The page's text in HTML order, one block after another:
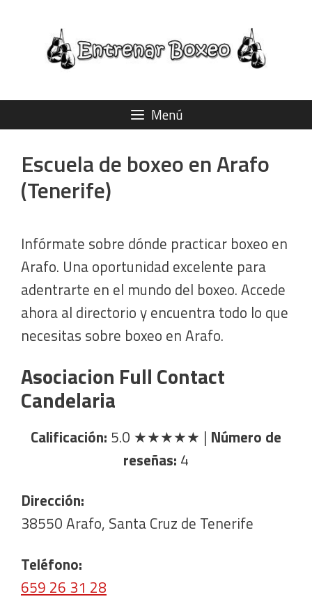
contenido
Menú
Escuela de boxeo en Arafo
(Tenerife)
Infórmate sobre dónde practicar boxeo en
Arafo. Una oportunidad excelente para
adentrarte en el mundo del boxeo. Accede
ahora al directorio y encuentra todo lo que
necesitas sobre boxeo en Arafo.
Asociacion Full Contact
Candelaria
Calificación: 5.0 ★★★★★ | Número de
reseñas: 4
Dirección:
38550 Arafo, Santa Cruz de Tenerife
Teléfono:
659 26 31 28